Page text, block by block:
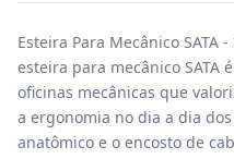
Esteira Para Mecânico SATA
esteira para mecânico SATA
oficinas mecânicas que
a ergonomia no dia a dia
anatômico e o encosto de